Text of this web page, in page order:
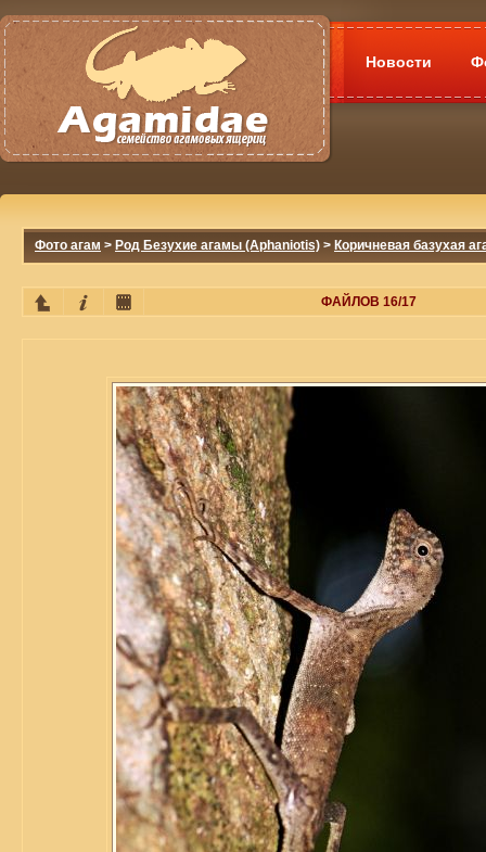
Новости
Фото агам > Род Безухие агамы (Aphaniotis) > Коричневая базухая
ФАЙЛОВ 16/17